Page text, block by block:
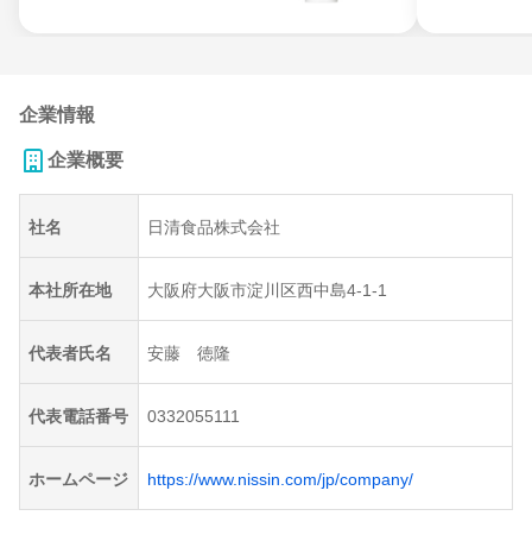
企業情報
企業概要
社名 日清食品株式会社
本社所在地 大阪府大阪市淀川区西中島4-1-1
代表者氏名 安藤 徳隆
代表電話番号 0332055111
ホームページ https://www.nissin.com/jp/company/